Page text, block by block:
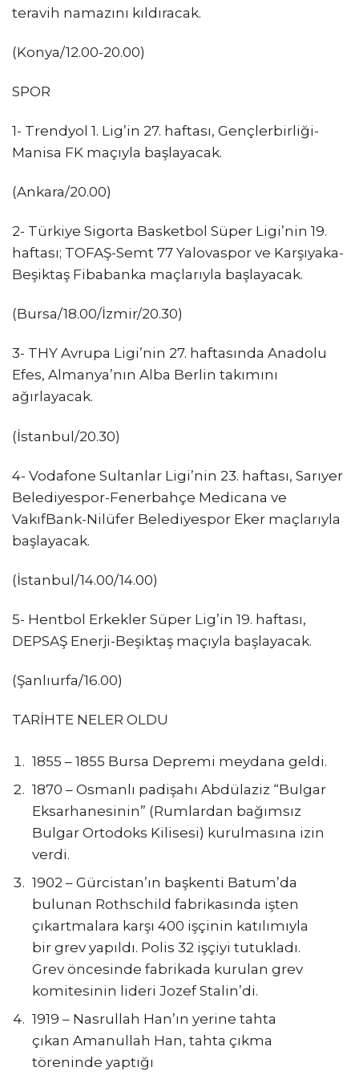
teravih namazını kıldıracak.
(Konya/12.00-20.00)
SPOR
1- Trendyol 1. Lig’in 27. haftası, Gençlerbirliği-
Manisa FK maçıyla başlayacak.
(Ankara/20.00)
2- Türkiye Sigorta Basketbol Süper Ligi’nin 19.
haftası; TOFAŞ-Semt 77 Yalovaspor ve Karşıyaka-
Beşiktaş Fibabanka maçlarıyla başlayacak.
(Bursa/18.00/İzmir/20.30)
3- THY Avrupa Ligi’nin 27. haftasında Anadolu
Efes, Almanya’nın Alba Berlin takımını
ağırlayacak.
(İstanbul/20.30)
4- Vodafone Sultanlar Ligi’nin 23. haftası, Sarıyer
Belediyespor-Fenerbahçe Medicana ve
VakıfBank-Nilüfer Belediyespor Eker maçlarıyla
başlayacak.
(İstanbul/14.00/14.00)
5- Hentbol Erkekler Süper Lig’in 19. haftası,
DEPSAŞ Enerji-Beşiktaş maçıyla başlayacak.
(Şanlıurfa/16.00)
TARİHTE NELER OLDU
1855 – 1855 Bursa Depremi meydana geldi.
1870 – Osmanlı padişahı Abdülaziz “Bulgar
Eksarhanesinin” (Rumlardan bağımsız
Bulgar Ortodoks Kilisesi) kurulmasına izin
verdi.
1902 – Gürcistan’ın başkenti Batum’da
bulunan Rothschild fabrikasında işten
çıkartmalara karşı 400 işçinin katılımıyla
bir grev yapıldı. Polis 32 işçiyi tutukladı.
Grev öncesinde fabrikada kurulan grev
komitesinin lideri Jozef Stalin’di.
1919 – Nasrullah Han’ın yerine tahta
çıkan Amanullah Han, tahta çıkma
töreninde yaptığı